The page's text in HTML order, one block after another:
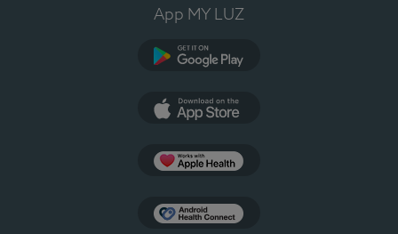
App MY LUZ